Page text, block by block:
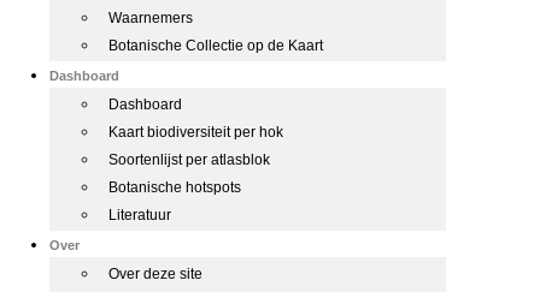
Waarnemers
Botanische Collectie op de Kaart
Dashboard
Dashboard
Kaart biodiversiteit per hok
Soortenlijst per atlasblok
Botanische hotspots
Literatuur
Over
Over deze site